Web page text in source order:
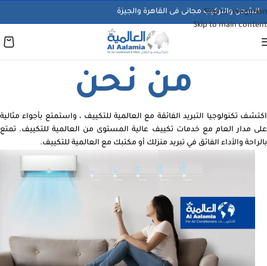
Skip to navigation
Skip to main content
الشحن والتركيب مجانى فى القاهرة والجيزة
من نحن
اكتشف تكنولوجيا التبريد الفائقة مع العالمية للتكييف ، واستمتع بأجواء مثالية
على مدار العام مع خدمات تكييف عالية المستوى من العالمية للتكييف. تمتع
بالراحة والأداء الفائق في تبريد منزلك أو مكتبك مع العالمية للتكييف.